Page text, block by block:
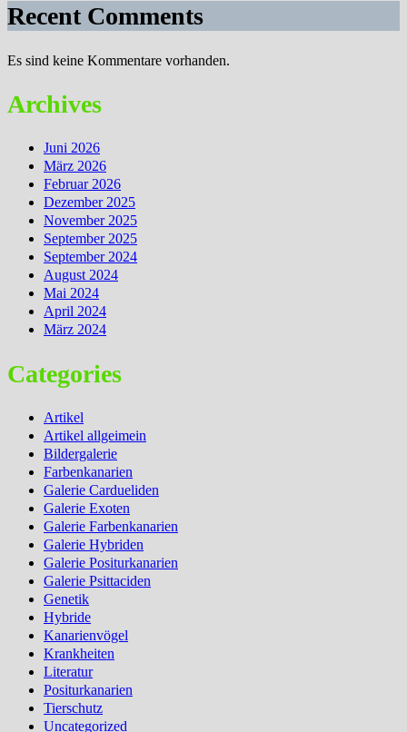
Recent Comments
Es sind keine Kommentare vorhanden.
Archives
Juni 2026
März 2026
Februar 2026
Dezember 2025
November 2025
September 2025
September 2024
August 2024
Mai 2024
April 2024
März 2024
Categories
Artikel
Artikel allgeimein
Bildergalerie
Farbenkanarien
Galerie Cardueliden
Galerie Exoten
Galerie Farbenkanarien
Galerie Hybriden
Galerie Positurkanarien
Galerie Psittaciden
Genetik
Hybride
Kanarienvögel
Krankheiten
Literatur
Positurkanarien
Tierschutz
Uncategorized